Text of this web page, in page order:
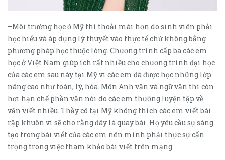
–Môi trường học ở Mỹ thì thoải mái hơn do sinh viên phải
học hiểu và áp dụng lý thuyết vào thực tế chứ không bằng
phương pháp học thuộc lòng. Chương trình cấp ba các em
học ở Việt Nam giúp ích rất nhiều cho chương trình đại học
của các em sau này tại Mỹ vì các em đã được học những lớp
nâng cao như toán, lý, hóa. Môn Anh văn và ngữ văn thì còn
hơi hạn chế phần văn nói do các em thường luyện tập về
văn viết nhiều. Thầy cô tại Mỹ không thích các em viết bài
rập khuôn vì sẽ cho rằng đây là quay bài. Họ yêu cầu sự sáng
tạo trong bài viết của các em nên mình phải thực sự cẩn
trọng trong việc tham khảo bài viết trên mạng.